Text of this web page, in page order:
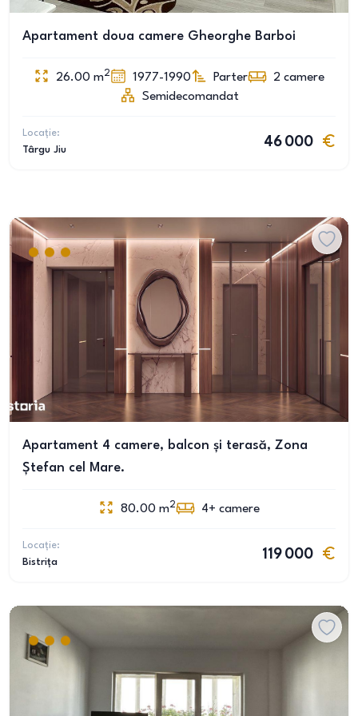
Apartament doua camere Gheorghe Barboi
26.00 m2 1977-1990 Parter 2 camere
Semidecomandat
Locație:
Târgu Jiu
46 000
Apartament 4 camere, balcon și terasă, Zona
Ștefan cel Mare.
80.00 m2 4+ camere
Locație:
Bistrița
119 000